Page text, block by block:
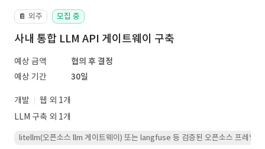
📔 외주 모집 중
사내 통합 LLM API 게이트웨이 구축
예상 금액
협의 후 결정
예상 기간
30일
개발
웹 외 1개
LLM 구축 외 1개
litellm(오픈소스 llm 게이트웨이) 또는 langfuse 등 검증된 오픈소스 프레임워